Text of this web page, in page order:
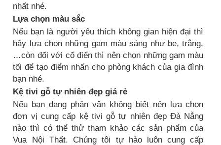
nhất nhé.
Lựa chọn màu sắc
Nếu bạn là người yêu thích không gian hiện đại thì
hãy lựa chọn những gam màu sáng như be, trắng,
…còn đối với cổ điển thì nên chọn những gam màu
tối để tạo điểm nhấn cho phòng khách của gia đình
bạn nhé.
Kệ tivi gỗ tự nhiên đẹp giá rẻ
Nếu bạn đang phân vân không biết nên lựa chọn
đơn vị cung cấp kệ tivi gỗ tự nhiên đẹp Đà Nẵng
nào thì có thể thử tham khảo các sản phẩm của
Vua Nội Thất. Chúng tôi tự hào luôn cung cấp